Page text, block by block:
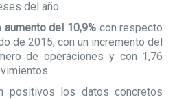
del año.
aumento del 10,9%con respecto
de 2015, con un incremento del
de operaciones y con 1,76
positivos los datos concretos